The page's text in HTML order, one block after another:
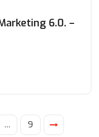
6.0. –
… 9